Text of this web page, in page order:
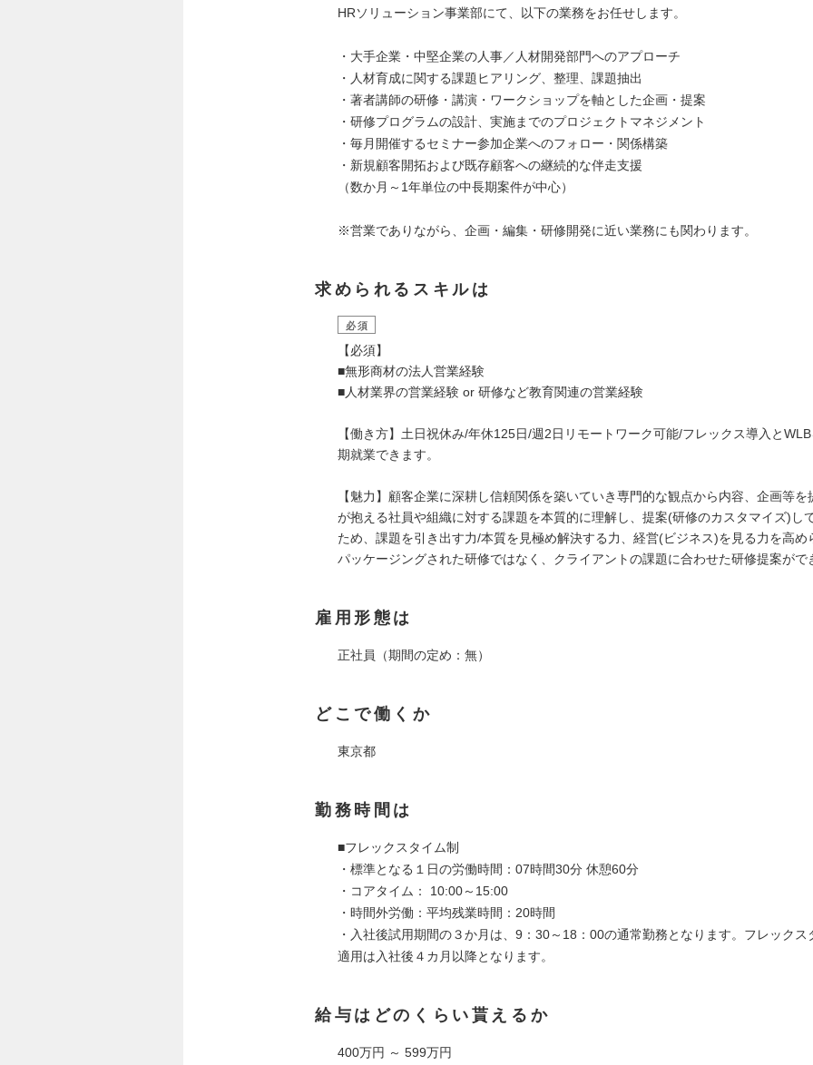
HRソリューション事業部にて、以下の業務をお任せします。
・大手企業・中堅企業の人事／人材開発部門へのアプローチ
・人材育成に関する課題ヒアリング、整理、課題抽出
・著者講師の研修・講演・ワークショップを軸とした企画・提案
・研修プログラムの設計、実施までのプロジェクトマネジメント
・毎月開催するセミナー参加企業へのフォロー・関係構築
・新規顧客開拓および既存顧客への継続的な伴走支援
（数か月～1年単位の中長期案件が中心）
※営業でありながら、企画・編集・研修開発に近い業務にも関わります。
求められるスキルは
必須
【必須】
■無形商材の法人営業経験
■人材業界の営業経験 or 研修など教育関連の営業経験
【働き方】土日祝休み/年休125日/週2日リモートワーク可能/フレックス導入と
期就業できます。
【魅力】顧客企業に深耕し信頼関係を築いていき専門的な観点から内容、企画等を
が抱える社員や組織に対する課題を本質的に理解し、提案(研修のカスタマイズ)し
ため、課題を引き出す力/本質を見極め解決する力、経営(ビジネス)を見る力を高め
パッケージングされた研修ではなく、クライアントの課題に合わせた研修提案がで
雇用形態は
正社員（期間の定め：無）
どこで働くか
東京都
勤務時間は
■フレックスタイム制
・標準となる１日の労働時間：07時間30分 休憩60分
・コアタイム： 10:00～15:00
・時間外労働：平均残業時間：20時間
・入社後試用期間の３か月は、9：30～18：00の通常勤務となります。フレックス
適用は入社後４カ月以降となります。
給与はどのくらい貰えるか
400万円 ～ 599万円